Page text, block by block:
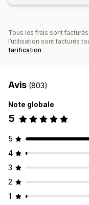
Tous les frais sont
l’utilisation sont facturés
tarification
Avis (803)
Note globale
5
5
4
3
2
1